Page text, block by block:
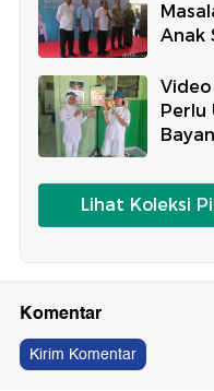
Anak
Perlu
Lihat Koleksi
Komentar
Kirim Komentar